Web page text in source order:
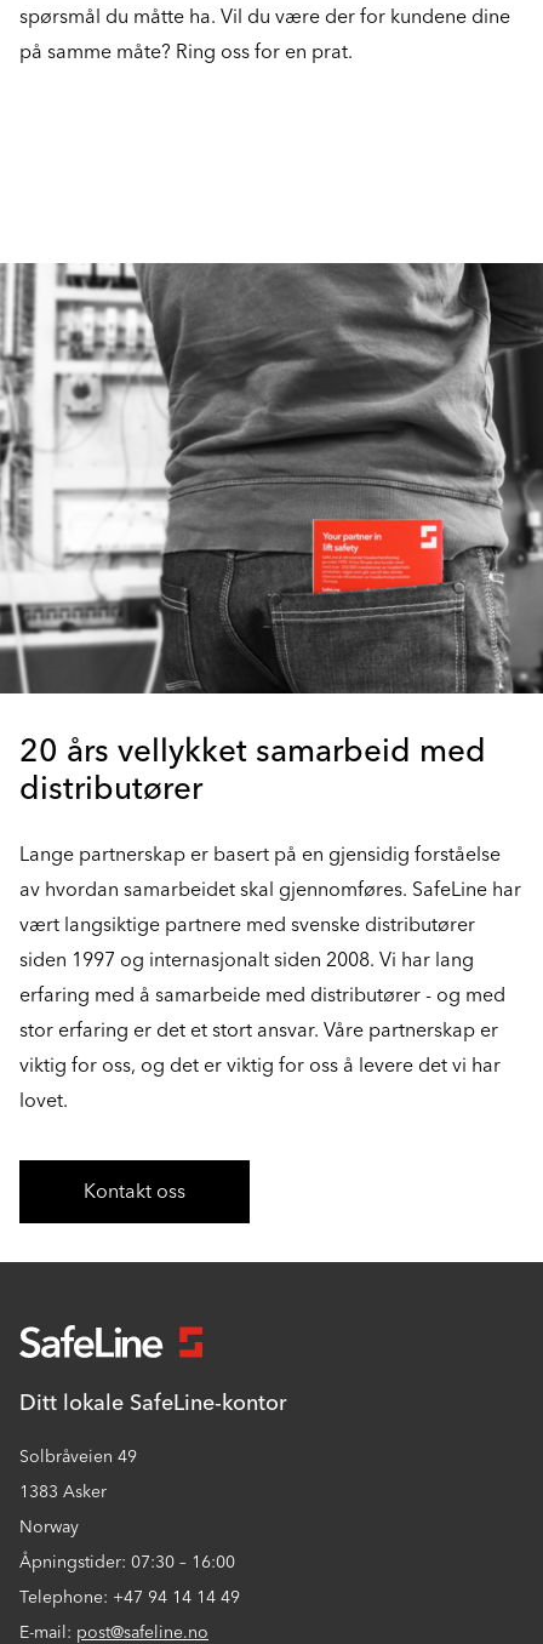
spørsmål du måtte ha. Vil du være der for kundene dine
på samme måte? Ring oss for en prat.
20 års vellykket samarbeid med
distributører
Lange partnerskap er basert på en gjensidig forståelse
av hvordan samarbeidet skal gjennomføres. SafeLine har
vært langsiktige partnere med svenske distributører
siden 1997 og internasjonalt siden 2008. Vi har lang
erfaring med å samarbeide med distributører - og med
stor erfaring er det et stort ansvar. Våre partnerskap er
viktig for oss, og det er viktig for oss å levere det vi har
lovet.
Kontakt oss
Ditt lokale SafeLine-kontor
Solbråveien 49
1383 Asker
Norway
Åpningstider: 07:30 – 16:00
Telephone: +47 94 14 14 49
E-mail: post@safeline.no